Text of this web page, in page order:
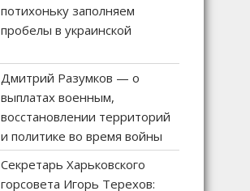
потихоньку заполняем
пробелы в украинской
Дмитрий Разумков — о
выплатах военным,
восстановлении территорий
и политике во время войны
Секретарь Харьковского
горсовета Игорь Терехов: